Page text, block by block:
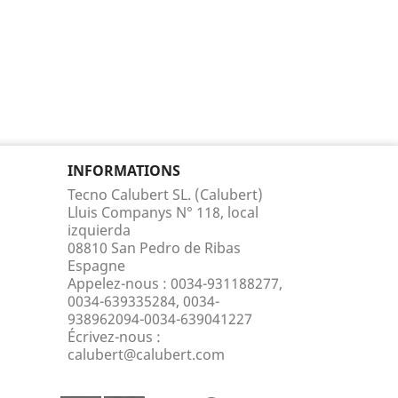
INFORMATIONS
Tecno Calubert SL. (Calubert)
Lluis Companys N° 118, local
izquierda
08810 San Pedro de Ribas
Espagne
Appelez-nous : 0034-931188277,
0034-639335284, 0034-
938962094-0034-639041227
Écrivez-nous :
calubert@calubert.com